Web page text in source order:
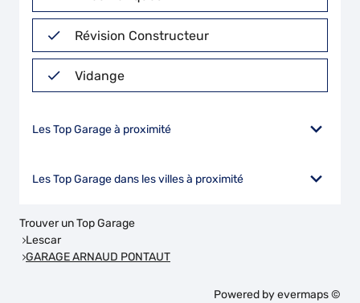
Révision Constructeur
Vidange
Les Top Garage à proximité
Les Top Garage dans les villes à proximité
Trouver un Top Garage
Lescar
GARAGE ARNAUD PONTAUT
Powered byevermaps ©